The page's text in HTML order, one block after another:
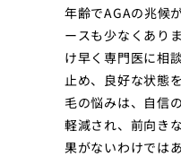
年齢でAGAの兆候
ースも少なくあり
け早く専門医に相
止め、良好な状態
毛の悩みは、自信
軽減され、前向き
果がないわけでは